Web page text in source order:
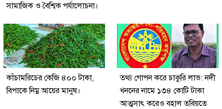
সামাজিক ও বৈশ্বিক পর্যালোচনা।
কাঁচামরিচের কেজি ৪০০ টাকা,
বিপাকে নিম্ন আয়ের মানুষ।
তথ্য গোপন করে চাকুরি লাভ: নদী
খননের নামে ১৩৪ কোটি টাকা
আত্মসাৎ করেও বহাল তবিয়তে